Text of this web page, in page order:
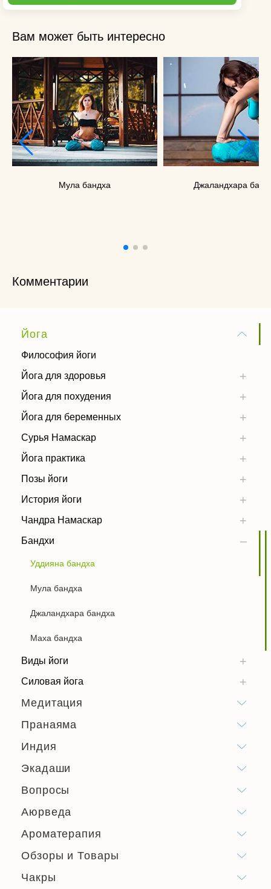
Вам может быть интересно
Мула бандха Джаландхара
Комментарии
Йога
Философия йоги
Йога для здоровья
Йога для похудения
Йога для беременных
Сурья Намаскар
Йога практика
Позы йоги
История йоги
Чандра Намаскар
Бандхи
Уддияна бандха
Мула бандха
Джаландхара бандха
Маха бандха
Виды йоги
Силовая йога
Медитация
Пранаяма
Индия
Экадаши
Вопросы
Аюрведа
Ароматерапия
Обзоры и Товары
Чакры